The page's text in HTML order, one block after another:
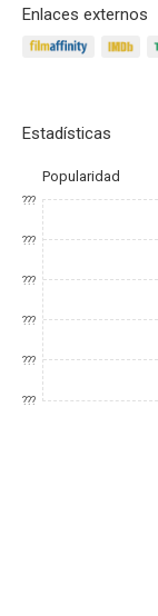
Enlaces externos
Estadísticas
Popularidad
???
???
???
???
???
???